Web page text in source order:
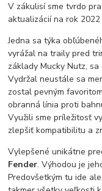
V zákulisí sme tvrdo
aktualizácií na rok
Jedna sa týka
vyrážal na traily pred
základy Mucky Nutz,
Vydržal neustále sa
zostal pevným
obranná línia proti
Využili sme príležitosť
zlepšiť kompatibilitu a
Vylepšené unikátne
Fender. Výhodou je
Predovšetkým tu ide